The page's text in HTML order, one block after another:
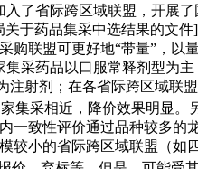
了省际跨区域联盟，开展
于药品集采中选结果的文
联盟可更好地“带量”，以
采药品以口服常释剂型为
射剂；在各省际跨区域联
集采相近，降价效果明显
致性评价通过品种较多的
小的省际跨区域联盟（如